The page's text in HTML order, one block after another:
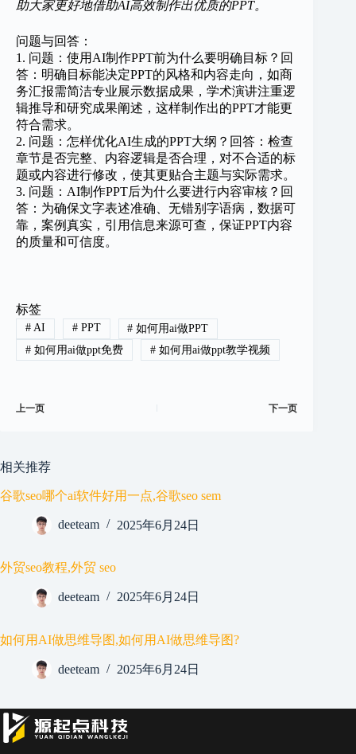
助大家更好地借助AI高效制作出优质的PPT。
问题与回答：
1. 问题：使用AI制作PPT前为什么要明确目标？回
答：明确目标能决定PPT的风格和内容走向，如商
务汇报需简洁专业展示数据成果，学术演讲注重逻
辑推导和研究成果阐述，这样制作出的PPT才能更
符合需求。
2. 问题：怎样优化AI生成的PPT大纲？回答：检查
章节是否完整、内容逻辑是否合理，对不合适的标
题或内容进行修改，使其更贴合主题与实际需求。
3. 问题：AI制作PPT后为什么要进行内容审核？回
答：为确保文字表述准确、无错别字语病，数据可
靠，案例真实，引用信息来源可查，保证PPT内容
的质量和可信度。
标签
#AI #PPT # 如何用ai做PPT
#如何用ai做ppt免费 #如何用ai做ppt教学视频
上一页 下一页
相关推荐
谷歌seo哪个ai软件好用一点,谷歌seo sem
deeteam 2025年6月24日
外贸seo教程,外贸 seo
deeteam 2025年6月24日
如何用AI做思维导图,如何用AI做思维导图?
deeteam 2025年6月24日